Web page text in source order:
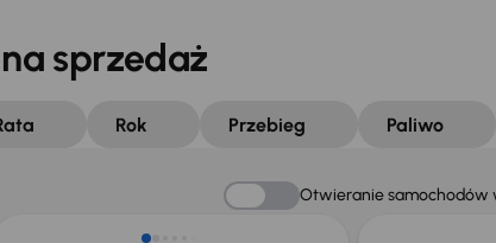
sprzedaż
Rok Przebieg Paliwo
Otwieranie samochodów
Taniej o 1 000